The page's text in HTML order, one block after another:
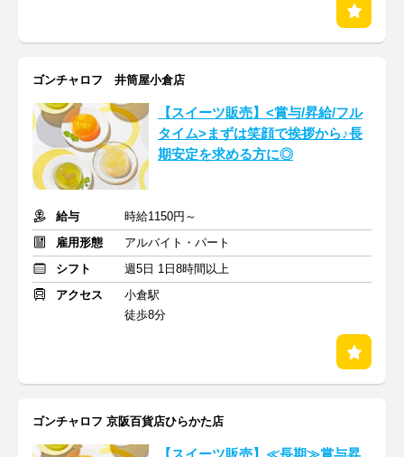
ゴンチャロフ 井筒屋小倉店
【スイーツ販売】<賞与/昇給/フル
タイム>まずは笑顔で挨拶から♪長
期安定を求める方に◎
給与
時給1150円～
雇用形態
アルバイト・パート
シフト
週5日 1日8時間以上
アクセス
小倉駅
徒歩8分
ゴンチャロフ 京阪百貨店ひらかた店